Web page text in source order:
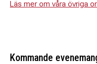
Läs mer om våra övriga
Kommande